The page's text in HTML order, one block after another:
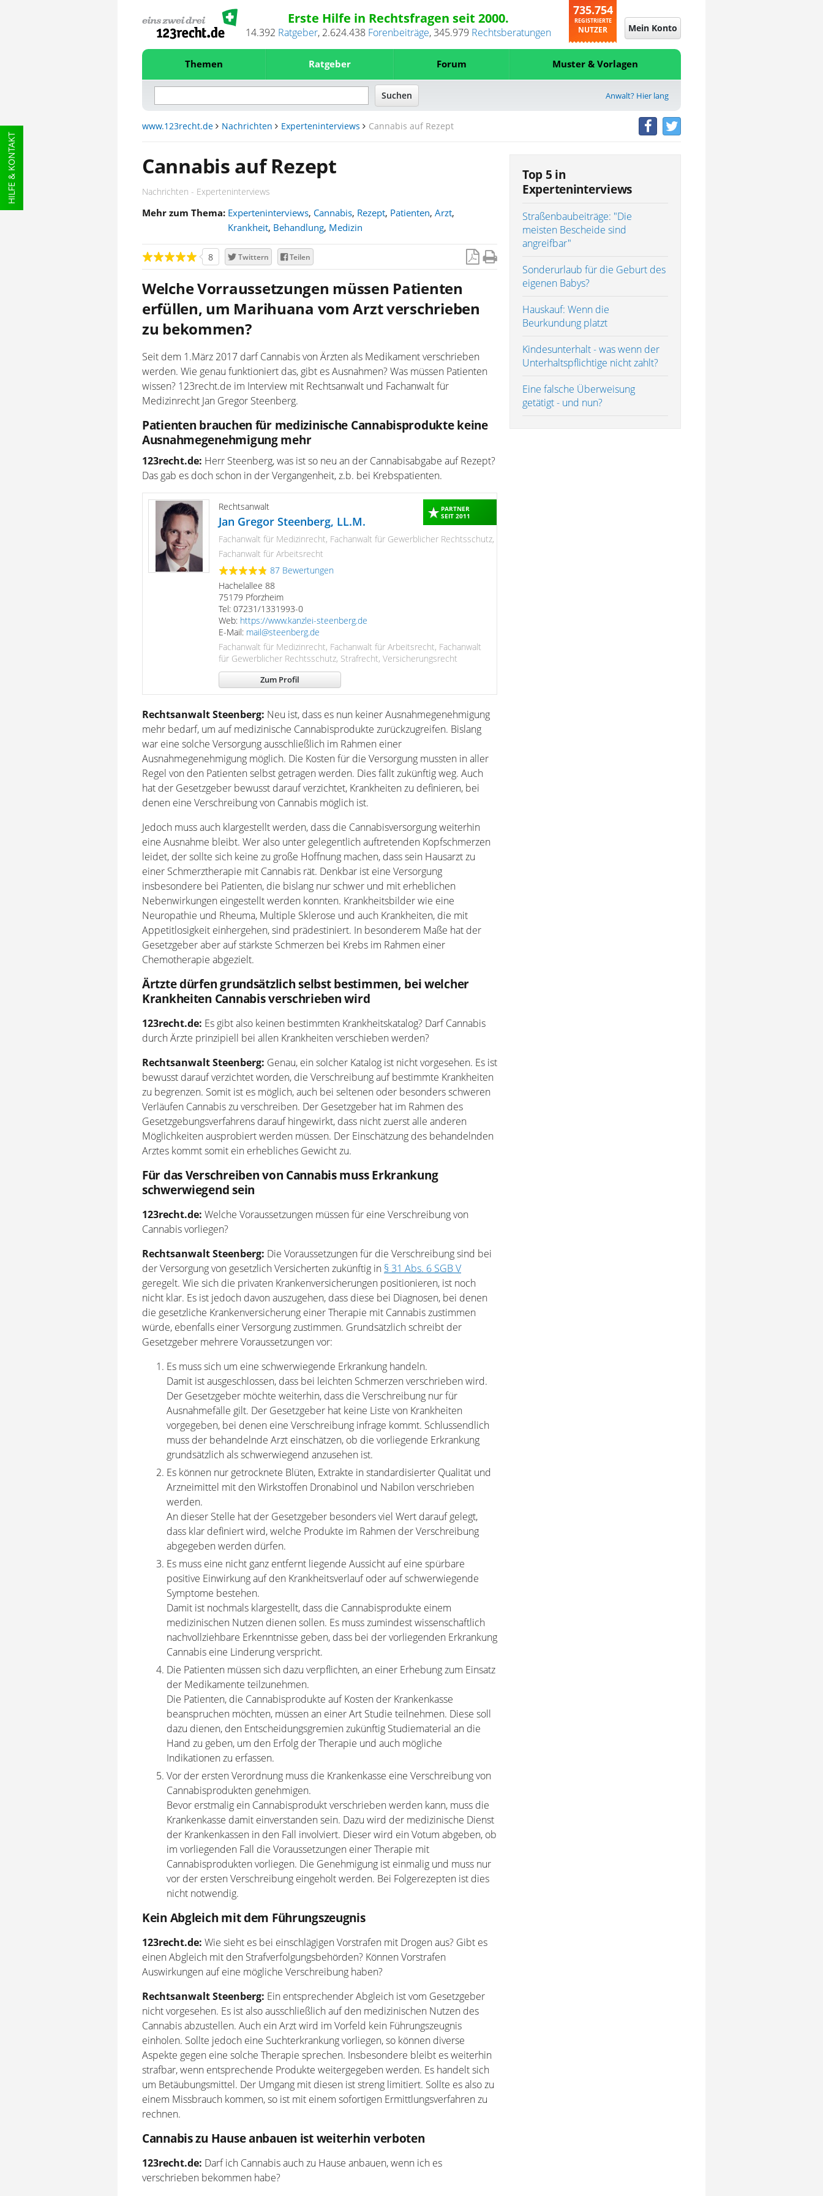
HILFE & KONTAKT
Erste Hilfe in Rechtsfragen seit 2000.
14.392 Ratgeber, 2.624.438 Forenbeiträge,345.979 Rechtsberatungen
735.754
REGISTRIERTE
NUTZER Mein Konto
Themen Ratgeber Forum Muster & Vorlagen
Anwalt? Hier lang
www.123recht.de Nachrichten Experteninterviews Cannabis auf Rezept
Cannabis auf Rezept
Nachrichten - Experteninterviews
Mehr zum Thema: Experteninterviews, Cannabis, Rezept, Patienten, Arzt,
Krankheit, Behandlung, Medizin
8 Twittern Teilen
Welche Vorraussetzungen müssen Patienten
erfüllen, um Marihuana vom Arzt verschrieben
zu bekommen?
Seit dem 1.März 2017 darf Cannabis von Ärzten als Medikament verschrieben
werden. Wie genau funktioniert das, gibt es Ausnahmen? Was müssen Patienten
wissen? 123recht.de im Interview mit Rechtsanwalt und Fachanwalt für
Medizinrecht Jan Gregor Steenberg.
Patienten brauchen für medizinische Cannabisprodukte keine
Ausnahmegenehmigung mehr
123recht.de: Herr Steenberg, was ist so neu an der Cannabisabgabe auf Rezept?
Das gab es doch schon in der Vergangenheit, z.b. bei Krebspatienten.
PARTNER
SEIT 2011
Rechtsanwalt
Jan Gregor Steenberg, LL.M.
Fachanwalt für Medizinrecht, Fachanwalt für Gewerblicher Rechtsschutz,
Fachanwalt für Arbeitsrecht
87 Bewertungen
Hachelallee 88
75179 Pforzheim
Tel: 07231/1331993-0
Web: https://www.kanzlei-steenberg.de
E-Mail: mail@steenberg.de
Fachanwalt für Medizinrecht, Fachanwalt für Arbeitsrecht, Fachanwalt
für Gewerblicher Rechtsschutz, Strafrecht, Versicherungsrecht
Zum Profil
Rechtsanwalt Steenberg: Neu ist, dass es nun keiner Ausnahmegenehmigung
mehr bedarf, um auf medizinische Cannabisprodukte zurückzugreifen. Bislang
war eine solche Versorgung ausschließlich im Rahmen einer
Ausnahmegenehmigung möglich. Die Kosten für die Versorgung mussten in aller
Regel von den Patienten selbst getragen werden. Dies fällt zukünftig weg. Auch
hat der Gesetzgeber bewusst darauf verzichtet, Krankheiten zu definieren, bei
denen eine Verschreibung von Cannabis möglich ist.
Jedoch muss auch klargestellt werden, dass die Cannabisversorgung weiterhin
eine Ausnahme bleibt. Wer also unter gelegentlich auftretenden Kopfschmerzen
leidet, der sollte sich keine zu große Hoffnung machen, dass sein Hausarzt zu
einer Schmerztherapie mit Cannabis rät. Denkbar ist eine Versorgung
insbesondere bei Patienten, die bislang nur schwer und mit erheblichen
Nebenwirkungen eingestellt werden konnten. Krankheitsbilder wie eine
Neuropathie und Rheuma, Multiple Sklerose und auch Krankheiten, die mit
Appetitlosigkeit einhergehen, sind prädestiniert. In besonderem Maße hat der
Gesetzgeber aber auf stärkste Schmerzen bei Krebs im Rahmen einer
Chemotherapie abgezielt.
Ärtzte dürfen grundsätzlich selbst bestimmen, bei welcher
Krankheiten Cannabis verschrieben wird
123recht.de: Es gibt also keinen bestimmten Krankheitskatalog? Darf Cannabis
durch Ärzte prinzipiell bei allen Krankheiten verschieben werden?
Rechtsanwalt Steenberg: Genau, ein solcher Katalog ist nicht vorgesehen. Es ist
bewusst darauf verzichtet worden, die Verschreibung auf bestimmte Krankheiten
zu begrenzen. Somit ist es möglich, auch bei seltenen oder besonders schweren
Verläufen Cannabis zu verschreiben. Der Gesetzgeber hat im Rahmen des
Gesetzgebungsverfahrens darauf hingewirkt, dass nicht zuerst alle anderen
Möglichkeiten ausprobiert werden müssen. Der Einschätzung des behandelnden
Arztes kommt somit ein erhebliches Gewicht zu.
Für das Verschreiben von Cannabis muss Erkrankung
schwerwiegend sein
123recht.de: Welche Voraussetzungen müssen für eine Verschreibung von
Cannabis vorliegen?
Rechtsanwalt Steenberg: Die Voraussetzungen für die Verschreibung sind bei
der Versorgung von gesetzlich Versicherten zukünftig in § 31 Abs. 6 SGB V
geregelt. Wie sich die privaten Krankenversicherungen positionieren, ist noch
nicht klar. Es ist jedoch davon auszugehen, dass diese bei Diagnosen, bei denen
die gesetzliche Krankenversicherung einer Therapie mit Cannabis zustimmen
würde, ebenfalls einer Versorgung zustimmen. Grundsätzlich schreibt der
Gesetzgeber mehrere Voraussetzungen vor:
Es muss sich um eine schwerwiegende Erkrankung handeln.
Damit ist ausgeschlossen, dass bei leichten Schmerzen verschrieben wird.
Der Gesetzgeber möchte weiterhin, dass die Verschreibung nur für
Ausnahmefälle gilt. Der Gesetzgeber hat keine Liste von Krankheiten
vorgegeben, bei denen eine Verschreibung infrage kommt. Schlussendlich
muss der behandelnde Arzt einschätzen, ob die vorliegende Erkrankung
grundsätzlich als schwerwiegend anzusehen ist.
Es können nur getrocknete Blüten, Extrakte in standardisierter Qualität und
Arzneimittel mit den Wirkstoffen Dronabinol und Nabilon verschrieben
werden.
An dieser Stelle hat der Gesetzgeber besonders viel Wert darauf gelegt,
dass klar definiert wird, welche Produkte im Rahmen der Verschreibung
abgegeben werden dürfen.
Es muss eine nicht ganz entfernt liegende Aussicht auf eine spürbare
positive Einwirkung auf den Krankheitsverlauf oder auf schwerwiegende
Symptome bestehen.
Damit ist nochmals klargestellt, dass die Cannabisprodukte einem
medizinischen Nutzen dienen sollen. Es muss zumindest wissenschaftlich
nachvollziehbare Erkenntnisse geben, dass bei der vorliegenden Erkrankung
Cannabis eine Linderung verspricht.
Die Patienten müssen sich dazu verpflichten, an einer Erhebung zum Einsatz
der Medikamente teilzunehmen.
Die Patienten, die Cannabisprodukte auf Kosten der Krankenkasse
beanspruchen möchten, müssen an einer Art Studie teilnehmen. Diese soll
dazu dienen, den Entscheidungsgremien zukünftig Studiematerial an die
Hand zu geben, um den Erfolg der Therapie und auch mögliche
Indikationen zu erfassen.
Vor der ersten Verordnung muss die Krankenkasse eine Verschreibung von
Cannabisprodukten genehmigen.
Bevor erstmalig ein Cannabisprodukt verschrieben werden kann, muss die
Krankenkasse damit einverstanden sein. Dazu wird der medizinische Dienst
der Krankenkassen in den Fall involviert. Dieser wird ein Votum abgeben, ob
im vorliegenden Fall die Voraussetzungen einer Therapie mit
Cannabisprodukten vorliegen. Die Genehmigung ist einmalig und muss nur
vor der ersten Verschreibung eingeholt werden. Bei Folgerezepten ist dies
nicht notwendig.
Kein Abgleich mit dem Führungszeugnis
123recht.de: Wie sieht es bei einschlägigen Vorstrafen mit Drogen aus? Gibt es
einen Abgleich mit den Strafverfolgungsbehörden? Können Vorstrafen
Auswirkungen auf eine mögliche Verschreibung haben?
Rechtsanwalt Steenberg: Ein entsprechender Abgleich ist vom Gesetzgeber
nicht vorgesehen. Es ist also ausschließlich auf den medizinischen Nutzen des
Cannabis abzustellen. Auch ein Arzt wird im Vorfeld kein Führungszeugnis
einholen. Sollte jedoch eine Suchterkrankung vorliegen, so können diverse
Aspekte gegen eine solche Therapie sprechen. Insbesondere bleibt es weiterhin
strafbar, wenn entsprechende Produkte weitergegeben werden. Es handelt sich
um Betäubungsmittel. Der Umgang mit diesen ist streng limitiert. Sollte es also zu
einem Missbrauch kommen, so ist mit einem sofortigen Ermittlungsverfahren zu
rechnen.
Cannabis zu Hause anbauen ist weiterhin verboten
123recht.de: Darf ich Cannabis auch zu Hause anbauen, wenn ich es
verschrieben bekommen habe?
Top 5 in
Experteninterviews
Straßenbaubeiträge: "Die
meisten Bescheide sind
angreifbar"
Sonderurlaub für die Geburt des
eigenen Babys?
Hauskauf: Wenn die
Beurkundung platzt
Kindesunterhalt - was wenn der
Unterhaltspflichtige nicht zahlt?
Eine falsche Überweisung
getätigt - und nun?